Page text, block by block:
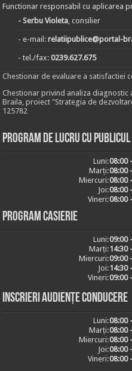
Functionar responsabil cu aplicarea
- Serbu Violeta, consilier
- e-mail:relatiipublice@portal-
- tel./fax:0239.627.675
Chestionar de evaluare a satisfactiei
Chestionar privind analiza diagnostic
Braila, proiect "Strategia de
125782
Program de lucru cu publicul
Luni:08:00
Marți:08:00
Miercuri:08:00
Joi:08:00
Vineri:08:00
Program casierie
Luni:09:00
Marți:14:30
Miercuri:09:00
Joi:14:30
Vineri:09:00
Inscrieri audiențe conducere
Luni:08:00
Marți:08:00
Miercuri:08:00
Joi:08:00
Vineri:08:00